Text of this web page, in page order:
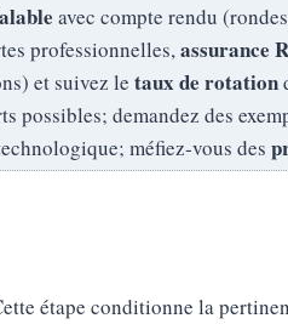
avec compte rendu
professionnelles,assurance
et suivez le taux de rotation
possibles; demandez des
méfiez‑vous des
étape conditionne la